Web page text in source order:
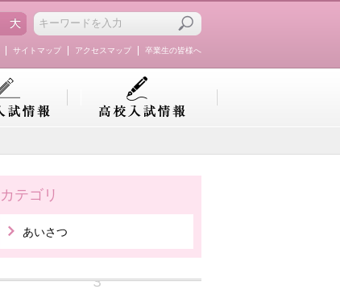
卒業生の皆様へ
アクセスマップ
サイトマップ
カテゴリ
あいさつ